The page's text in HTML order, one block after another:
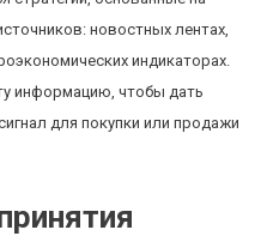
новостных лентах,
индикаторах.
информацию, чтобы дать
для покупки или продажи